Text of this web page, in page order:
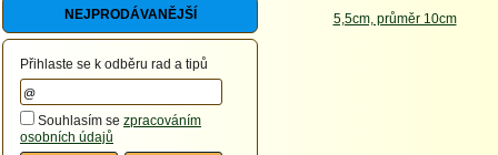
NEJPRODÁVANĚJŠÍ
Přihlaste se k odběru rad a tipů
Souhlasím se zpracováním
osobních údajů